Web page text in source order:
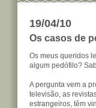
19/04/10
Os casos de
Os meus queridos
algum pedófilo?
A pergunta vem a
televisão, as
estrangeiros, têm